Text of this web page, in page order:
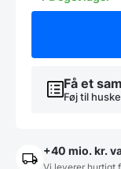
14
Du
tilkøbe
kr.
Få et
Føj til
+40 mio. kr.